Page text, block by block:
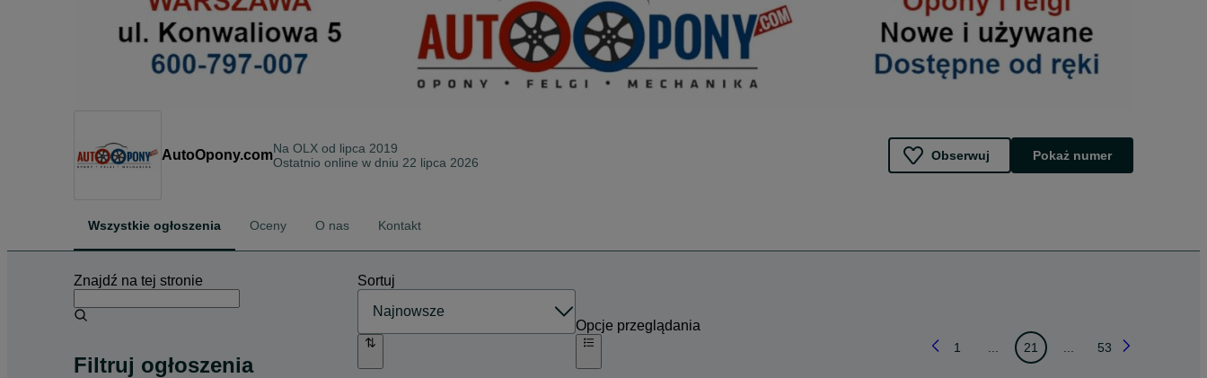
AutoOpony.comNa OLX od lipca 2019
Ostatnio online w dniu 22 lipca 2026
Obserwuj Pokaż numer
Wszystkie ogłoszenia Oceny O nas Kontakt
Znajdź na tej stronie
Filtruj ogłoszenia
Sortuj
Opcje przeglądania
1 21 53